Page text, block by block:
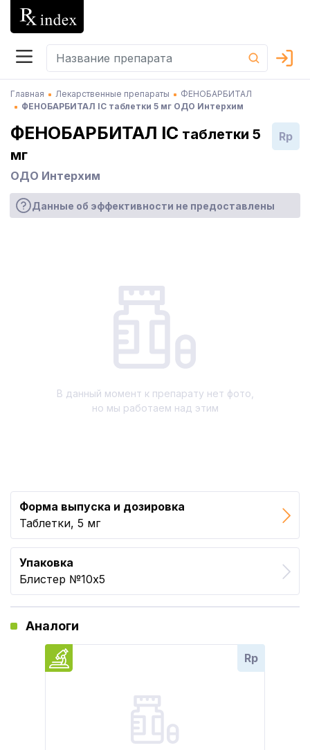
Главная Лекарственные препараты
ФЕНОБАРБИТАЛ
ФЕНОБАРБИТАЛ ІС таблетки 5 мг ОДО Интерхим
ФЕНОБАРБИТАЛ ІС таблетки 5
мг
ОДО Интерхим
Rp
Данные об эффективности не предоставлены
В данный момент к препарату нет фото,
но мы работаем над этим
Форма выпуска и дозировка
Таблетки, 5 мг
Упаковка
Блистер №10x5
Аналоги
Rp